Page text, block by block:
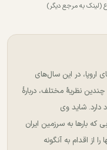
اروپا، در این سال‌های
نظریهٔ مختلف، دربارهٔ
شاید وی
بارها به سرزمین ایران
از اقدام به آنگونه